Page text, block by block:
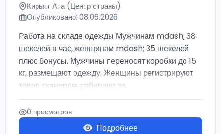
Кирьят Ата (Центр страны)
Опубликовано: 08.06.2026
Работа на складе одежды Мужчинам mdash; 38
шекелей в час, женщинам mdash; 35 шекелей
плюс бонусы. Мужчины переносят коробки до 15
кг, размещают одежду. Женщины регистрируют
товар сканером, собирают за...
0 просмотров
Подробнее